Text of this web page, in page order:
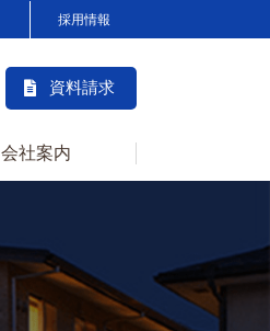
採用情報
資料請求
会社案内